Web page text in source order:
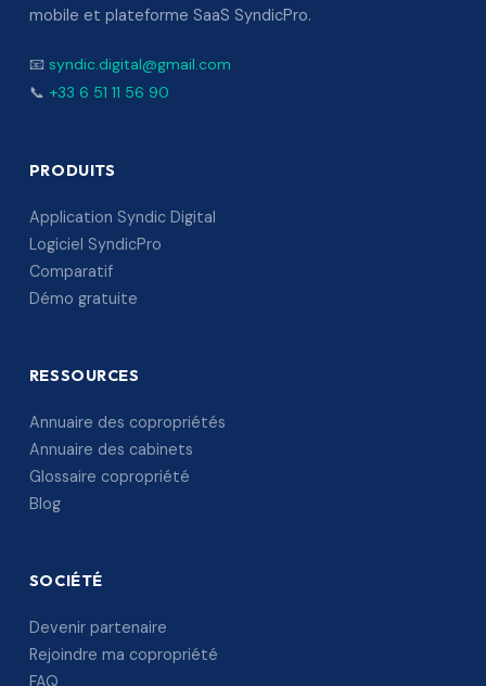
mobile et plateforme SaaS SyndicPro.
📧 syndic.digital@gmail.com
📞 +33 6 51 11 56 90
PRODUITS
Application Syndic Digital
Logiciel SyndicPro
Comparatif
Démo gratuite
RESSOURCES
Annuaire des copropriétés
Annuaire des cabinets
Glossaire copropriété
Blog
SOCIÉTÉ
Devenir partenaire
Rejoindre ma copropriété
FAQ